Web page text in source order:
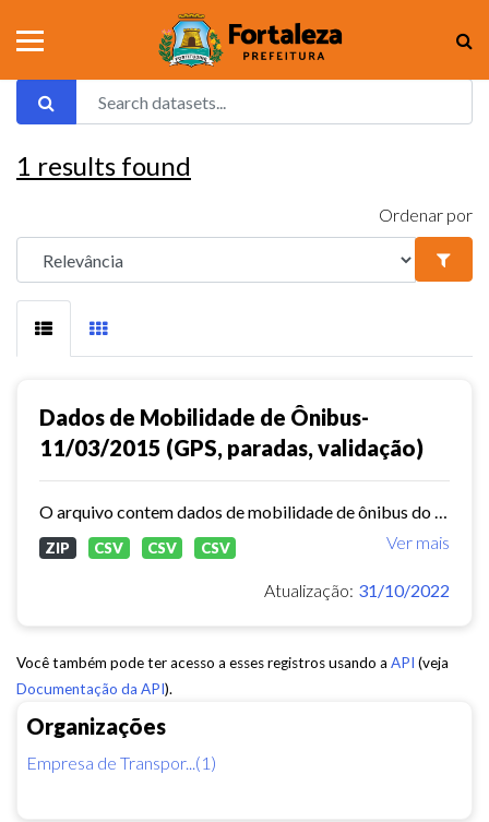
Organizações
Empresa de Transpor...(1)
1 results found
Ordenar por
Dados de Mobilidade de Ônibus-
11/03/2015 (GPS, paradas, validação)
Ver mais
ZIP CSV CSV CSV
Atualização: 31/10/2022
Você também pode ter acesso a esses registros usando a API (veja
Documentação da API).